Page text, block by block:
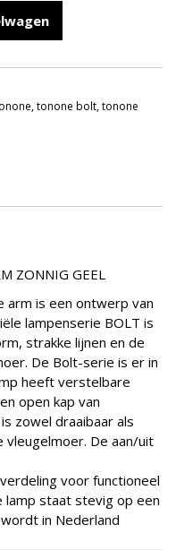
,tonone bolt,tonone
ZONNIG GEEL
arm is een ontwerp van
lampenserie BOLT is
strakke lijnen en de
De Bolt-serie is er in
heeft verstelbare
open kap van
zowel draaibaar als
De aan/uit
voor functioneel
lamp staat stevig op een
in Nederland